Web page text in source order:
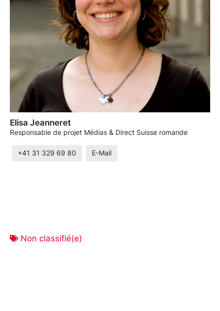
Elisa Jeanneret
Responsable de projet Médias & Direct Suisse romande
+41 31 329 69 80 E-Mail
Non classifié(e)